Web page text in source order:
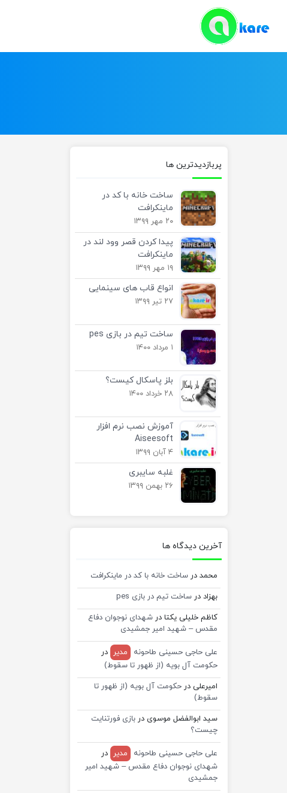
پربازدیدترین ها
ساخت خانه با کد در
ماینکرافت
۲۰ مهر ۱۳۹۹
پیدا کردن قصر وود لند در
ماینکرافت
۱۹ مهر ۱۳۹۹
انواع قاب های سینمایی
۲۷ تیر ۱۳۹۹
ساخت تیم در بازی pes
۱ مرداد ۱۴۰۰
بلز پاسکال کیست؟
۲۸ خرداد ۱۴۰۰
آموزش نصب نرم افزار
Aiseesoft
۴ آبان ۱۳۹۹
غلبه سایبری
۲۶ بهمن ۱۳۹۹
آخرین دیدگاه ها
محمد درساخت خانه با کد در ماینکرافت
بهزاد درساخت تیم در بازی pes
کاظم خلیلی یکتا درشهدای نوجوان دفاع
مقدس – شهید امیر جمشیدی
علی حاجی حسینی طاحونه مدیر
در
حکومت آل بویه (از ظهور تا سقوط)
امیرعلی درحکومت آل بویه (از ظهور تا
سقوط)
سید ابوالفضل موسوی دربازی فورتنایت
چیست؟
علی حاجی حسینی طاحونه مدیر
در
شهدای نوجوان دفاع مقدس – شهید امیر
جمشیدی